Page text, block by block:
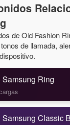
de Old Fashion
de llamada,
Ring
Classic